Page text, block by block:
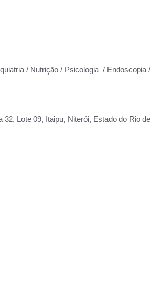
/ Nutrição / Psicologia / Endoscopia
Lote 09, Itaipu, Niterói, Estado do Rio